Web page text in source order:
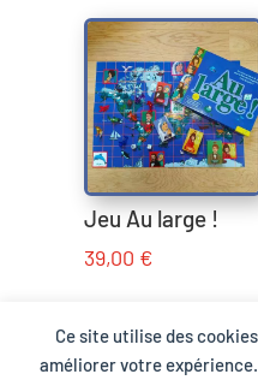
Ce site utilise des
améliorer votre
Jeu Au large !
39,00 €